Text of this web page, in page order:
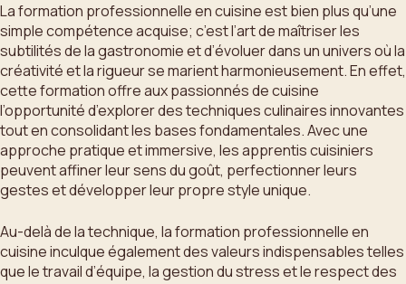
La formation professionnelle en cuisine est bien plus qu’une
simple compétence acquise; c’est l’art de maîtriser les
subtilités de la gastronomie et d’évoluer dans un univers où la
créativité et la rigueur se marient harmonieusement. En effet,
cette formation offre aux passionnés de cuisine
l’opportunité d’explorer des techniques culinaires innovantes
tout en consolidant les bases fondamentales. Avec une
approche pratique et immersive, les apprentis cuisiniers
peuvent affiner leur sens du goût, perfectionner leurs
gestes et développer leur propre style unique.
Au-delà de la technique, la formation professionnelle en
cuisine inculque également des valeurs indispensables telles
que le travail d’équipe, la gestion du stress et le respect des